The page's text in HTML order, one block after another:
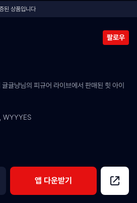
된 상품입니다
팔로우
귤냥님의 피규어 라이브에서 판매된 힛 아이
WYYYES
앱 다운받기